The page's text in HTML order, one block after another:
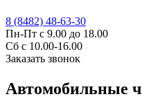
8 (8482) 48-63-30
Пн-Пт с 9.00 до 18.00
Сб с 10.00-16.00
Заказать звонок
Автомобильные